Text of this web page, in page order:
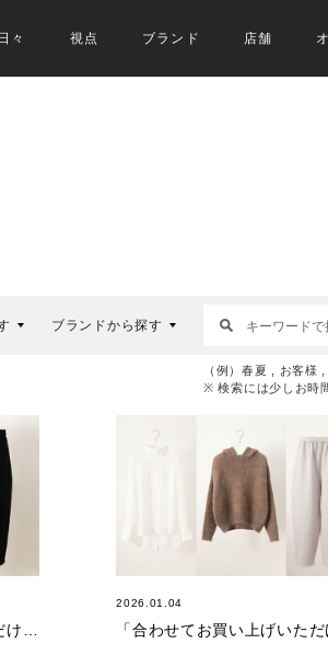
日々 視点 ブランド 店舗
ブランドから探す
（例）春夏 , お客様
※ 検索には少しお時
2026.01.04